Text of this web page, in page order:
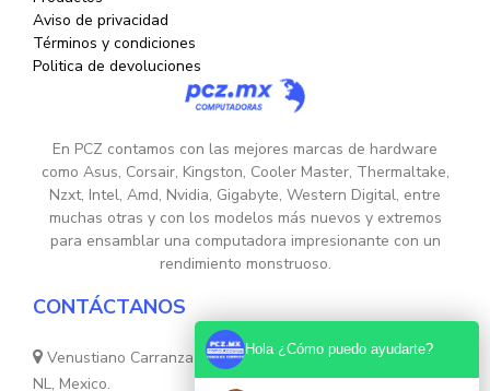
Aviso de privacidad
Términos y condiciones
Politica de devoluciones
En PCZ contamos con las mejores marcas de hardware
como Asus, Corsair, Kingston, Cooler Master, Thermaltake,
Nzxt, Intel, Amd, Nvidia, Gigabyte, Western Digital, entre
muchas otras y con los modelos más nuevos y extremos
para ensamblar una computadora impresionante con un
rendimiento monstruoso.
CONTÁCTANOS
Venustiano Carranza Nte. 755, Colonia Centro, Monterrey,
NL, Mexico.
Hola ¿Cómo puedo ayudarte?